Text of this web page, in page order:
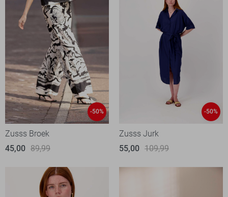
-50%
Zusss Broek
45,00 89,99
-50%
Zusss Jurk
55,00 109,99